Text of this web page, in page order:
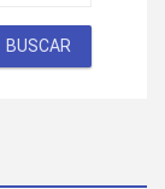
BUSCAR